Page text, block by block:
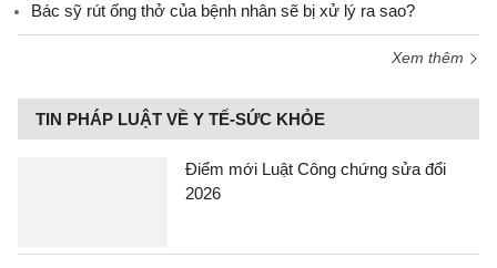
Bác sỹ rút ống thở của bệnh nhân sẽ bị xử lý ra sao?
Xem thêm
TIN PHÁP LUẬT VỀ Y TẾ-SỨC KHỎE
Điểm mới Luật Công chứng sửa đổi
2026